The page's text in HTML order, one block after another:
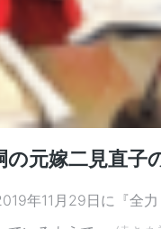
元嫁二見直子
年11月29日に『全